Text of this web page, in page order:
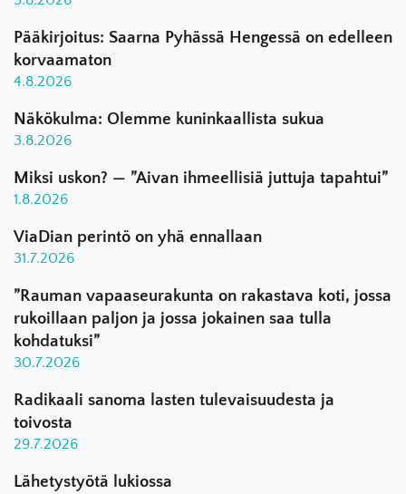
Pääkirjoitus: Saarna Pyhässä Hengessä on edelleen
korvaamaton
4.8.2026
Näkökulma: Olemme kuninkaallista sukua
3.8.2026
Miksi uskon? — ”Aivan ihmeellisiä juttuja tapahtui”
1.8.2026
ViaDian perintö on yhä ennallaan
31.7.2026
”Rauman vapaaseurakunta on rakastava koti, jossa
rukoillaan paljon ja jossa jokainen saa tulla
kohdatuksi”
30.7.2026
Radikaali sanoma lasten tulevaisuudesta ja
toivosta
29.7.2026
Lähetystyötä lukiossa